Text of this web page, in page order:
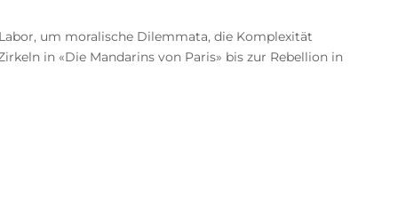
um moralische Dilemmata, die Komplexität
in «Die Mandarins von Paris» bis zur Rebellion in